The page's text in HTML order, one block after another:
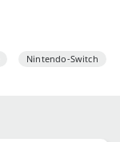
Nintendo-Switch